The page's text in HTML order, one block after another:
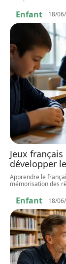
Enfant 18/
Jeux
développer
Apprendre le
mémorisation des
Enfant 18/